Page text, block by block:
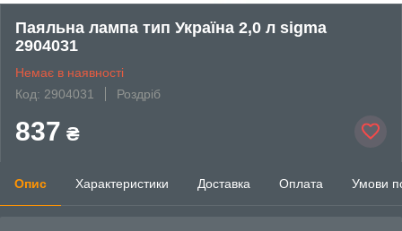
Паяльна лампа тип Україна 2,0 л sigma
2904031
Немає в наявності
Код: 2904031
Роздріб
837 ₴
Опис Характеристики Доставка Оплата Умови